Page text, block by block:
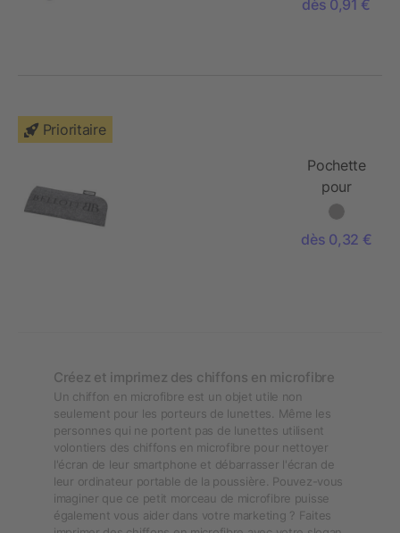
dès 0,91 €
Prioritaire
Pochette
pour
lunettes
recyclée
dès 0,32 €
Créez et imprimez des chiffons en microfibre
Un chiffon en microfibre est un objet utile non
seulement pour les porteurs de lunettes. Même les
personnes qui ne portent pas de lunettes utilisent
volontiers des chiffons en microfibre pour nettoyer
l'écran de leur smartphone et débarrasser l'écran de
leur ordinateur portable de la poussière. Pouvez-vous
imaginer que ce petit morceau de microfibre puisse
également vous aider dans votre marketing ? Faites